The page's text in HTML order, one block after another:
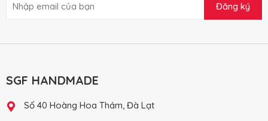
Đăng ký
SGF HANDMADE
Số 40 Hoàng Hoa Thám, Đà Lạt